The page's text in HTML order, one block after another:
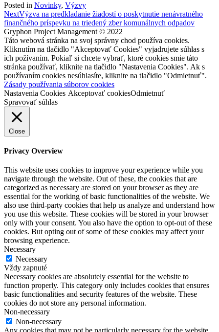
Posted in Novinky, Výzvy
Post
navigation
NextVýzva na predkladanie žiadostí o poskytnutie nenávratného
finančného príspevku na triedený zber komunálnych odpadov
Gryphon Project Management © 2022
Táto webová stránka na svoj správny chod používa cookies.
Kliknutím na tlačidlo "Akceptovať Cookies" vyjadrujete súhlas s
ich požívaním. Pokiaľ si chcete vybrať, ktoré cookies smie táto
stránka používať, kliknite na tlačidlo "Nastavenia Cookies". Ak s
používaním cookies nesúhlasíte, kliknite na tlačidlo "Odmietnuť".
Zásady používania súborov cookies
Nastavenia Cookies Akceptovať cookiesOdmietnuť
Spravovať súhlas
Close
Privacy Overview
This website uses cookies to improve your experience while you
navigate through the website. Out of these, the cookies that are
categorized as necessary are stored on your browser as they are
essential for the working of basic functionalities of the website. We
also use third-party cookies that help us analyze and understand how
you use this website. These cookies will be stored in your browser
only with your consent. You also have the option to opt-out of these
cookies. But opting out of some of these cookies may affect your
browsing experience.
Necessary
Necessary
Vždy zapnuté
Necessary cookies are absolutely essential for the website to
function properly. This category only includes cookies that ensures
basic functionalities and security features of the website. These
cookies do not store any personal information.
Non-necessary
Non-necessary